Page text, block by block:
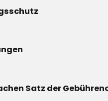
Satz der